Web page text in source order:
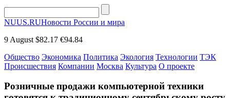
NUUS.RUНовости России и мира
9 August $82.17 €94.84
Общество Экономика Политика Экология Технологии ТЭК
Происшествия Компании Москва Культура О проекте
Розничные продажи компьютерной техники